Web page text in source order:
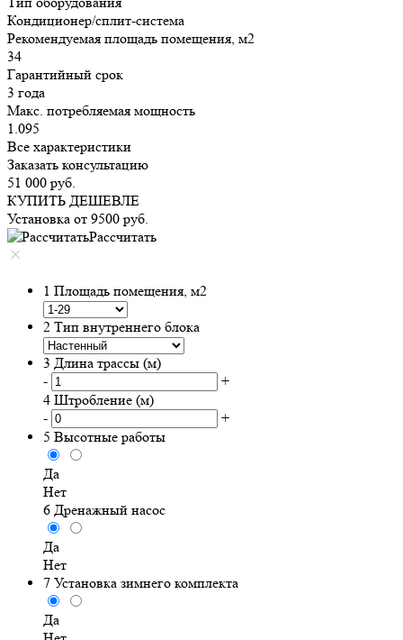
Кондиционер/сплит-система
Рекомендуемая площадь помещения, м2
34
Гарантийный срок
3 года
Макс. потребляемая мощность
1.095
Все характеристики
Заказать консультацию
51 000 руб.
КУПИТЬ ДЕШЕВЛЕ
Установка от 9500 руб.
Рассчитать
1 Площадь помещения, м2
2 Тип внутреннего блока
3 Длина трассы (м)
-
+
4 Штробление (м)
-
+
5 Высотные работы
Да
Нет
6 Дренажный насос
Да
Нет
7 Установка зимнего комплекта
Да